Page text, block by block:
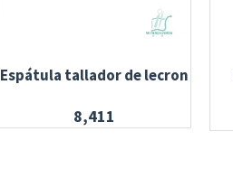
Espátula tallador de lecron
8,411